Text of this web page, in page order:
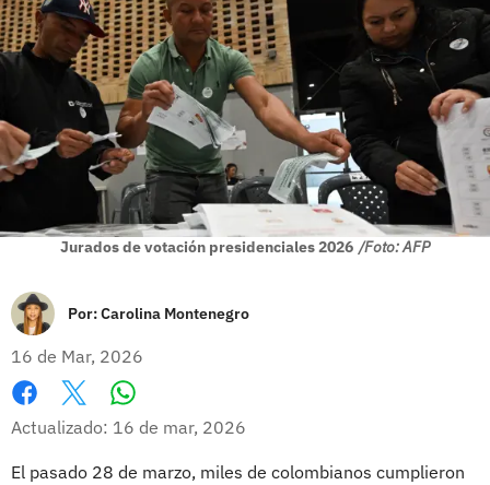
Jurados de votación presidenciales 2026 /Foto: AFP
Por:Carolina Montenegro
16 de Mar, 2026
Facebook
X
Actualizado: 16 de mar, 2026
El pasado 28 de marzo, miles de colombianos cumplieron